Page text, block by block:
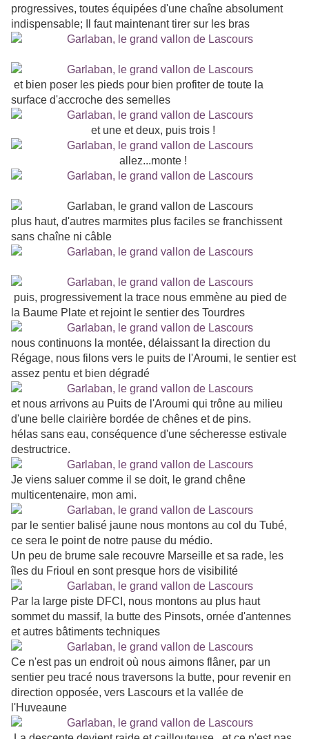
progressives, toutes équipées d'une chaîne absolument
indispensable; Il faut maintenant tirer sur les bras
et bien poser les pieds pour bien profiter de toute la
surface d'accroche des semelles
et une et deux, puis trois !
allez...monte !
plus haut, d'autres marmites plus faciles se franchissent
sans chaîne ni câble
puis, progressivement la trace nous emmène au pied de
la Baume Plate et rejoint le sentier des Tourdres
nous continuons la montée, délaissant la direction du
Régage, nous filons vers le puits de l'Aroumi, le sentier est
assez pentu et bien dégradé
et nous arrivons au Puits de l'Aroumi qui trône au milieu
d'une belle clairière bordée de chênes et de pins.
hélas sans eau, conséquence d'une sécheresse estivale
destructrice.
Je viens saluer comme il se doit, le grand chêne
multicentenaire, mon ami.
par le sentier balisé jaune nous montons au col du Tubé,
ce sera le point de notre pause du médio.
Un peu de brume sale recouvre Marseille et sa rade, les
îles du Frioul en sont presque hors de visibilité
Par la large piste DFCI, nous montons au plus haut
sommet du massif, la butte des Pinsots, ornée d'antennes
et autres bâtiments techniques
Ce n'est pas un endroit où nous aimons flâner, par un
sentier peu tracé nous traversons la butte, pour revenir en
direction opposée, vers Lascours et la vallée de
l'Huveaune